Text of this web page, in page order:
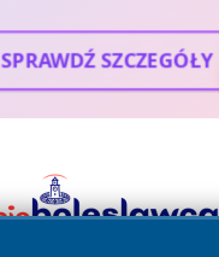
SPRAWDŹ SZCZEGÓŁY